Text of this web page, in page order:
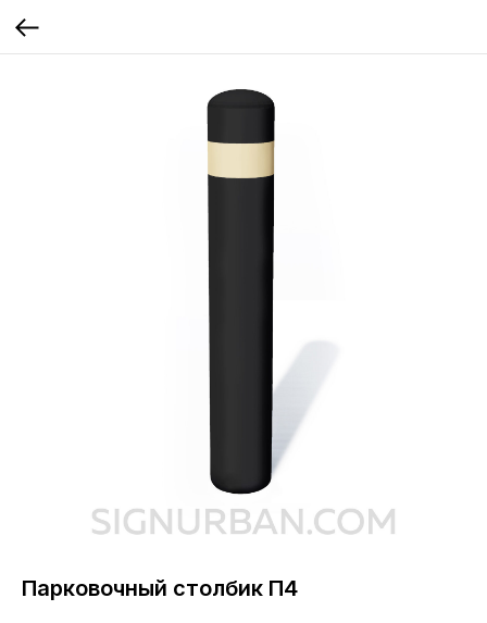
Парковочный столбик П4